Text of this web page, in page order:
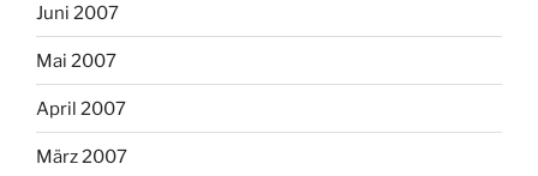
Juni 2007
Mai 2007
April 2007
März 2007